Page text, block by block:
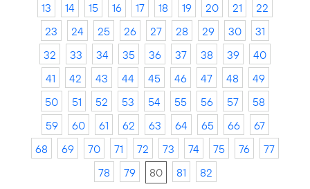
13
14 15 16 17 18 19 20 21
22
23
24 25 26 27 28 29 30
31
32
33 34 35 36 37 38 39
40
41
42 43 44 45 46 47 48
49
50
51 52 53 54 55 56 57
58
59
60 61 62 63 64 65 66
67
68
69 70 71 72 73 74 75 76
77
78
79 80 81 82